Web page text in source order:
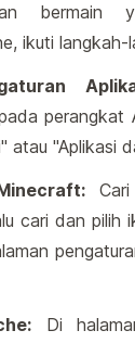
bermain
ikuti langkah-
perangkat
atau "Aplikasi
Cari
cari dan pilih
Di